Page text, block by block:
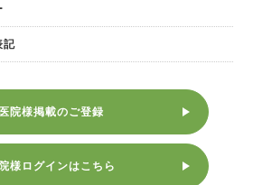
記
院様掲載のご登録
様ログインはこちら